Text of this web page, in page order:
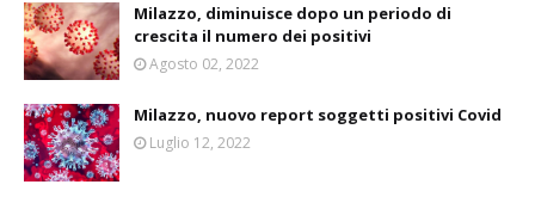
Milazzo, diminuisce dopo un periodo di
crescita il numero dei positivi
Agosto 02, 2022
Milazzo, nuovo report soggetti positivi Covid
Luglio 12, 2022